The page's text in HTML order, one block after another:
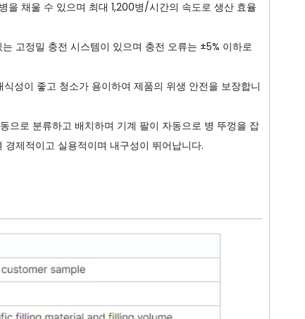
을 채울 수 있으며 최대 1,200병/시간의 속도로 생산 효율
고정밀 충전 시스템이 있으며 충전 오류는 ±5% 이하로
성이 좋고 청소가 용이하여 제품의 위생 안전을 보장합니
으로 분류하고 배치하며 기계 팔이 자동으로 병 뚜껑을 잡
제적이고 실용적이며 내구성이 뛰어납니다.